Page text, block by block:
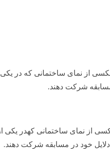
از نمای ساختمانی که در
شرکت دهند.
از نمای ساختمانی کهدر یکی
خود در مسابقه شرکت دهند.